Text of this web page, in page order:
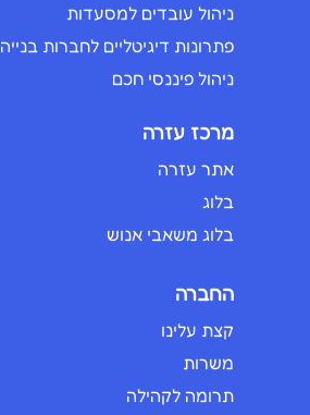
ניהול עובדים למסעדות
פתרונות דיגיטליים לחברות בנייה
ניהול פיננסי חכם
מרכז עזרה
אתר עזרה
בלוג
בלוג משאבי אנוש
החברה
קצת עלינו
משרות
תרומה לקהילה